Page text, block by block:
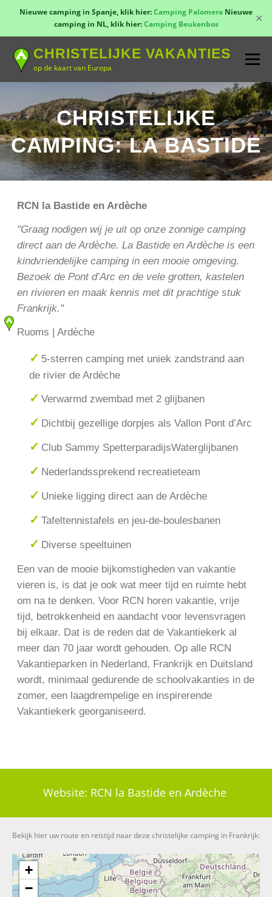
Nieuwe camping in Spanje, klik hier:Camping Palomera Nieuwe
camping in NL, klik hier:Camping Beukenbos ✕
inhoud
CHRISTELIJKE VAKANTIES
op de kaart van Europa
Menu
TOON KAART! LANDEN CONTACT
AANMELDEN GROEPSREIZEN KAMPEN
CHRISTELIJKE
CAMPING: LA BASTIDE
RCN la Bastide en Ardèche
"Graag nodigen wij je uit op onze zonnige camping
direct aan de Ardèche. La Bastide en Ardèche is een
kindvriendelijke camping in een mooie omgeving.
Bezoek de Pont d’Arc en de vele grotten, kastelen
en rivieren en maak kennis met dit prachtige stuk
Frankrijk."
Ruoms | Ardèche
5-sterren camping met uniek zandstrand aan
de rivier de Ardèche
Verwarmd zwembad met 2 glijbanen
Dichtbij gezellige dorpjes als Vallon Pont d’Arc
Club Sammy SpetterparadijsWaterglijbanen
Nederlandssprekend recreatieteam
Unieke ligging direct aan de Ardèche
Tafeltennistafels en jeu-de-boulesbanen
Diverse speeltuinen
Een van de mooie bijkomstigheden van vakantie
vieren is, is dat je ook wat meer tijd en ruimte hebt
om na te denken. Voor RCN horen vakantie, vrije
tijd, betrokkenheid en aandacht voor levensvragen
bij elkaar. Dat is de reden dat de Vakantiekerk al
meer dan 70 jaar wordt gehouden. Op alle RCN
Vakantieparken in Nederland, Frankrijk en Duitsland
wordt, minimaal gedurende de schoolvakanties in de
zomer, een laagdrempelige en inspirerende
Vakantiekerk georganiseerd.
Website: RCN la Bastide en Ardèche
Bekijk hier uw route en reistijd naar deze christelijke camping in Frankrijk:
+
−